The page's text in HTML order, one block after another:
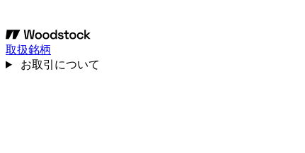
取扱銘柄
お取引について